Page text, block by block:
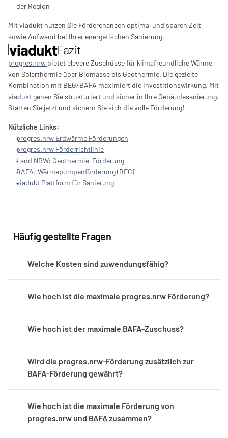
der Region
Mit viadukt nutzen Sie Förderchancen optimal und sparen Zeit
sowie Aufwand bei Ihrer energetischen Sanierung.
viaduktFazit
progres.nrw bietet clevere Zuschüsse für klimafreundliche Wärme –
von Solarthermie über Biomasse bis Geothermie. Die gezielte
viadukt gehen Sie strukturiert und sicher in Ihre Gebäudesanierung.
Starten Sie jetzt und sichern Sie sich die volle Förderung!
Nützliche Links:
progres.nrw Erdwärme Förderungen
progres.nrw Förderrichtlinie
Land NRW: Geothermie-Förderung
BAFA: Wärmepumpenförderung (BEG)
viadukt Plattform für Sanierung
Häufig gestellte Fragen
Welche Kosten sind zuwendungsfähig?
Wie hoch ist die maximale progres.nrw Förderung?
Wie hoch ist der maximale BAFA-Zuschuss?
Wird die progres.nrw-Förderung zusätzlich zur
BAFA-Förderung gewährt?
Wie hoch ist die maximale Förderung von
progres.nrw und BAFA zusammen?